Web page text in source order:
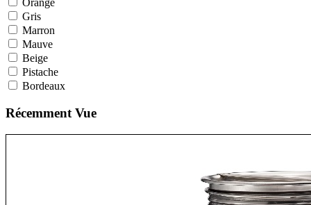
Orange
Gris
Marron
Mauve
Beige
Pistache
Bordeaux
Récemment Vue